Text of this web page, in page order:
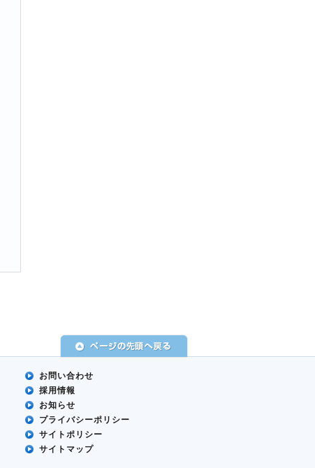
お問い合わせ
採用情報
お知らせ
プライバシーポリシー
サイトポリシー
サイトマップ